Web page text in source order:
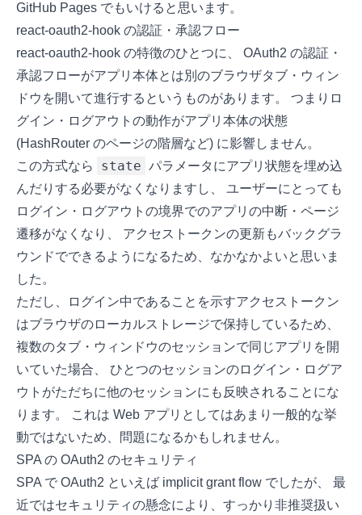
GitHub Pages でもいけると思います。
react-oauth2-hook の認証・承認フロー
react-oauth2-hook の特徴のひとつに、 OAuth2 の認証・
承認フローがアプリ本体とは別のブラウザタブ・ウィン
ドウを開いて進行するというものがあります。 つまりロ
グイン・ログアウトの動作がアプリ本体の状態
(HashRouter のページの階層など) に影響しません。
この方式なら
state パラメータにアプリ状態を埋め込
んだりする必要がなくなりますし、 ユーザーにとっても
ログイン・ログアウトの境界でのアプリの中断・ページ
遷移がなくなり、 アクセストークンの更新もバックグラ
ウンドでできるようになるため、なかなかよいと思いま
した。
ただし、ログイン中であることを示すアクセストークン
はブラウザのローカルストレージで保持しているため、
複数のタブ・ウィンドウのセッションで同じアプリを開
いていた場合、 ひとつのセッションのログイン・ログア
ウトがただちに他のセッションにも反映されることにな
ります。 これは Web アプリとしてはあまり一般的な挙
動ではないため、問題になるかもしれません。
SPA の OAuth2 のセキュリティ
SPA で OAuth2 といえば implicit grant flow でしたが、 最
近ではセキュリティの懸念により、すっかり非推奨扱い